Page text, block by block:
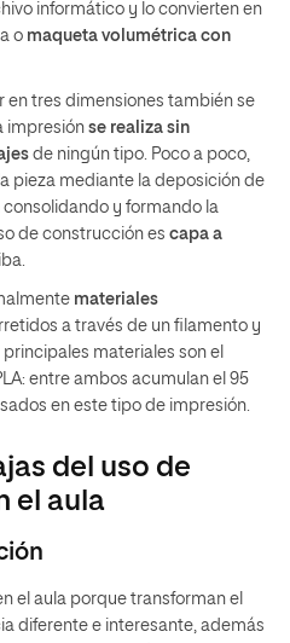
informático y lo convierten en
o maqueta volumétrica con
tres dimensiones también se
impresión se realiza sin
de ningún tipo. Poco a poco,
pieza mediante la deposición de
y formando la
de construcción es capa a
materiales
a través de un filamento y
materiales son el
entre ambos acumulan el 95
en este tipo de impresión.
del uso de
el aula
el aula porque transforman el
diferente e interesante, además